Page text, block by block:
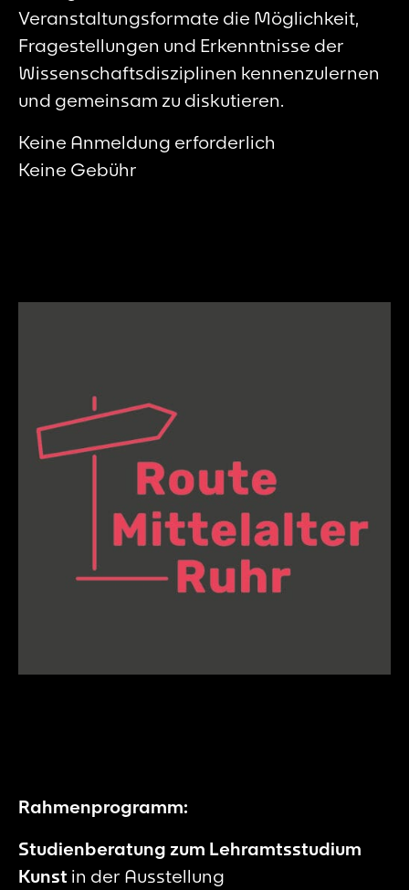
Veranstaltungsformate die Möglichkeit,
Fragestellungen und Erkenntnisse der
Wissenschaftsdisziplinen kennenzulernen
und gemeinsam zu diskutieren.
Keine Anmeldung erforderlich
Keine Gebühr
Rahmenprogramm:
Studienberatung zum Lehramtsstudium
Kunst in der Ausstellung